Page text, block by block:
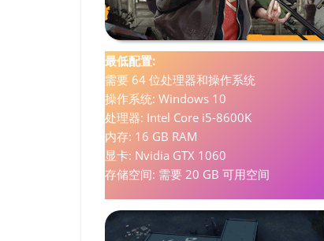
最低配置:
需要 64 位处理器和操作系统
操作系统: Windows 10
处理器: Intel Core i5-8600K
内存: 16 GB RAM
显卡: Nvidia GTX 1060
存储空间: 需要 20 GB 可用空间